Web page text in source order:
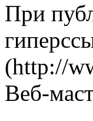
При
(http://
Веб-